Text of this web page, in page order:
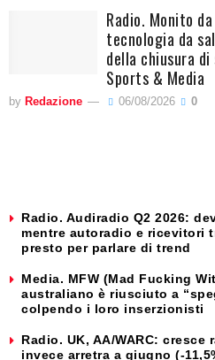
Radio. Monito
tecnologia da
della chiusura
Sports & Media
by Redazione 06/08/2026 0
Radio. Audiradio Q2 2026:
mentre autoradio e ricevitori
presto per parlare di trend
Media. MFW (Mad Fucking
australiano è riusciuto a
colpendo i loro inserzionisti
Radio. UK, AA/WARC:
invece arretra a giugno (-